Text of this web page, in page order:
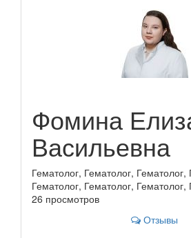
Фомина
Васильевна
Гематолог, Гематолог, Гематолог,
Гематолог, Гематолог, Гематолог,
26 просмотров
Отзывы